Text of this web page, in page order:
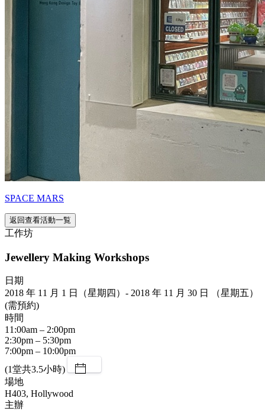
SPACE MARS
返回查看活動一覧
工作坊
Jewellery Making Workshops
日期
2018 年 11 月 1 日（星期四）- 2018 年 11 月 30 日 （星期五）
(需預約)
時間
11:00am – 2:00pm
2:30pm – 5:30pm
7:00pm – 10:00pm
(1堂共3.5小時)
場地
H403, Hollywood
主辦